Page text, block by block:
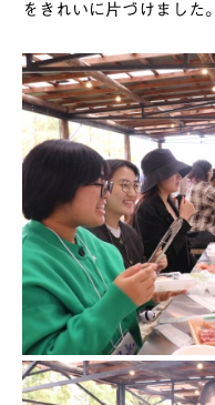
をきれいに片づけました。